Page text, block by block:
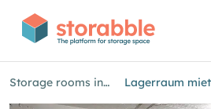
Storage rooms in Zurich